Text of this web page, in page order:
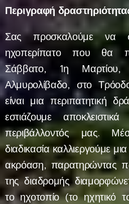
Περιγραφή
Σας προσκαλούμε να
ηχοπερίπατο που θα
Σάββατο, 1η
Αλμυρολίβαδο, στο
είναι μια περιπατητική
εστιάζουμε
περιβάλλοντός μας.
διαδικασία καλλιεργούμε
ακρόαση, παρατηρώντας
της διαδρομής
το ηχοτοπίο (το ηχητικό